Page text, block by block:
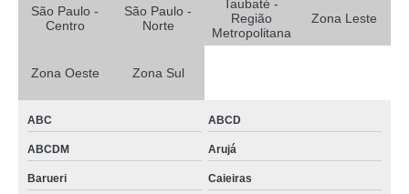
São Paulo -
Centro
São Paulo -
Norte
Taubaté -
Região
Metropolitana
Zona Leste
Zona Oeste Zona Sul
ABC ABCD
ABCDM Arujá
Barueri Caieiras